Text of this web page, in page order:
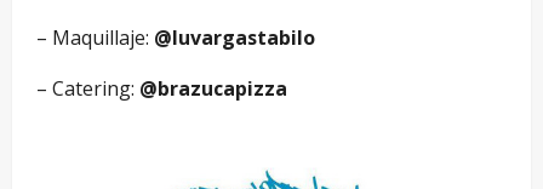
– Maquillaje: @luvargastabilo
– Catering: @brazucapizza